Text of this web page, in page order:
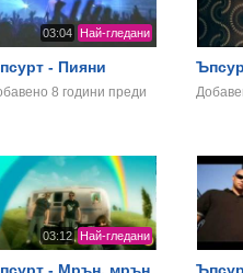
03:04 Най-гледани
- Пияни
8 години преди
03:12 Най-гледани